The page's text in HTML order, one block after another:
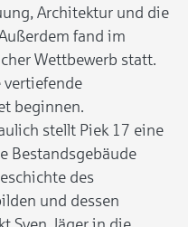
Architektur und die
fand im
Wettbewerb statt.
vertiefende
beginnen.
stellt Piek 17 eine
Bestandsgebäude
des
und dessen